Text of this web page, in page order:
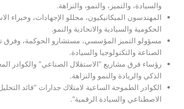
والسيادة، والتميز، والنمو، والنزاهة.
المهندسون الميكانيكيون، محللو الإجهادات، وخبراء
الحكومية والسيادية والاتحادية والنمو.
مسؤولو التميز المؤسسي، مستشارو الحوكمة، وفرق
الصناعة والتكنولوجيا والسيادة.
رؤساء فرق مشاريع “الاستقلال الصناعي” والكوادر
الذكي والريادة والنمو والنزاهة.
الكوادر الطموحة الساعية لامتلاك جدارات “قائد
الاصطناعي والسيادة الرقمية”.